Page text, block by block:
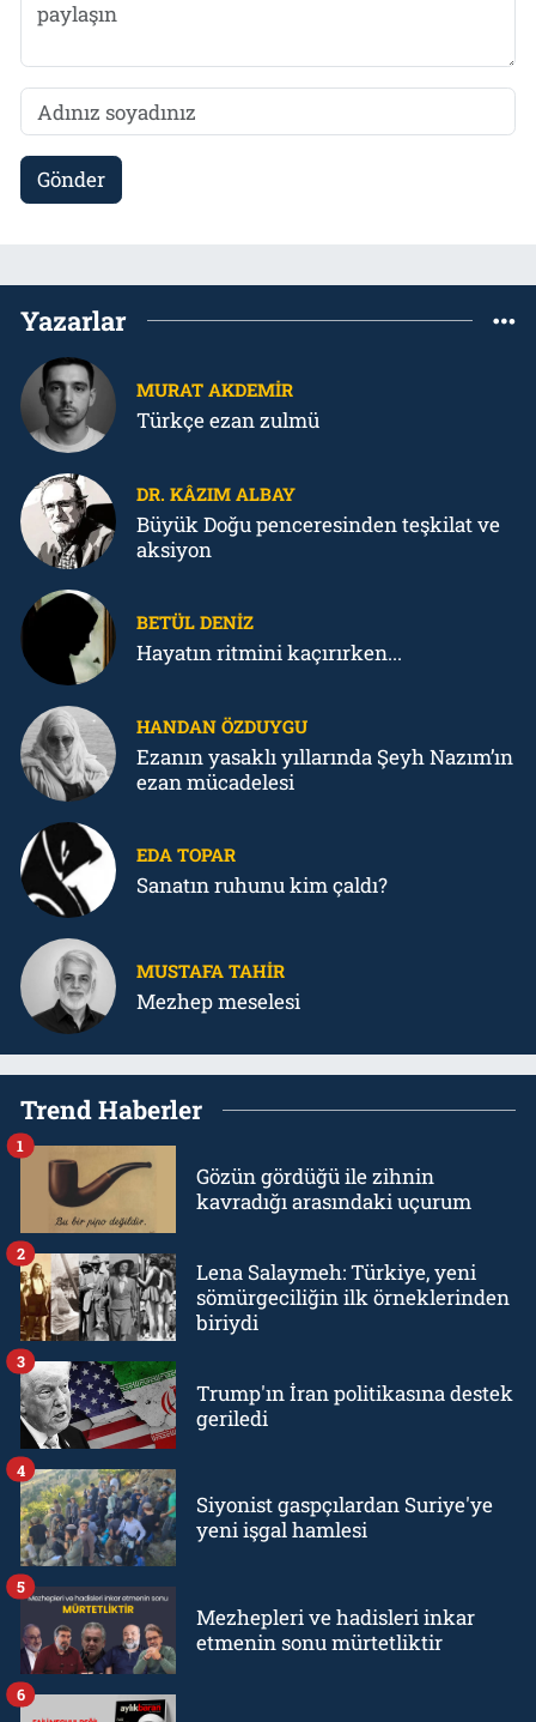
Gönder
Yazarlar
MURAT AKDEMIR
Türkçe ezan zulmü
DR. KÂZIM ALBAY
Büyük Doğu penceresinden teşkilat ve
aksiyon
BETÜL DENIZ
Hayatın ritmini kaçırırken...
HANDAN ÖZDUYGU
Ezanın yasaklı yıllarında Şeyh Nazım’ın
ezan mücadelesi
EDA TOPAR
Sanatın ruhunu kim çaldı?
MUSTAFA TAHIR
Mezhep meselesi
Trend Haberler
Gözün gördüğü ile zihnin
kavradığı arasındaki uçurum
1
Lena Salaymeh: Türkiye, yeni
sömürgeciliğin ilk örneklerinden
biriydi
2
Trump'ın İran politikasına destek
geriledi
3
Siyonist gaspçılardan Suriye'ye
yeni işgal hamlesi
4
Mezhepleri ve hadisleri inkar
etmenin sonu mürtetliktir
5
6